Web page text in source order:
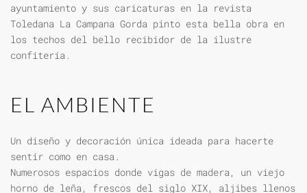
ayuntamiento y sus caricaturas en la revista
Toledana La Campana Gorda pinto esta bella obra en
los techos del bello recibidor de la ilustre
confitería.
EL AMBIENTE
Un diseño y decoración única ideada para hacerte
sentir como en casa.
Numerosos espacios donde vigas de madera, un viejo
horno de leña, frescos del siglo XIX, aljibes llenos